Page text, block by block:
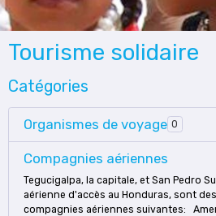
Tourisme solidaire
Catégories
Organismes de voyage 0
Compagnies aériennes
Tegucigalpa, la capitale, et San Pedro
aérienne d'accès au Honduras, sont
compagnies aériennes suivantes: